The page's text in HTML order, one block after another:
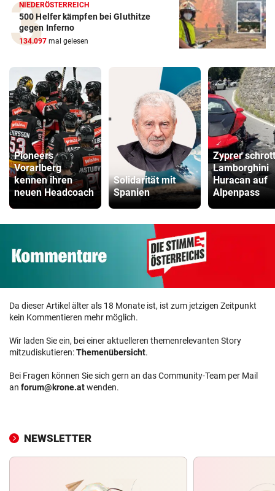
NIEDERÖSTERREICH
500 Helfer kämpfen bei Gluthitze
gegen Inferno
134.097 mal gelesen
Pioneers
Vorarlberg
kennen ihren
neuen Headcoach
Solidarität mit
Spanien
Zyprer
Lamborghini
Huracan auf
Alpenpass
Da dieser Artikel älter als 18 Monate ist, ist zum jetzigen Zeitpunkt
kein Kommentieren mehr möglich.
Wir laden Sie ein, bei einer aktuelleren themenrelevanten Story
mitzudiskutieren:Themenübersicht.
Bei Fragen können Sie sich gern an das Community-Team per Mail
an forum@krone.atwenden.
NEWSLETTER